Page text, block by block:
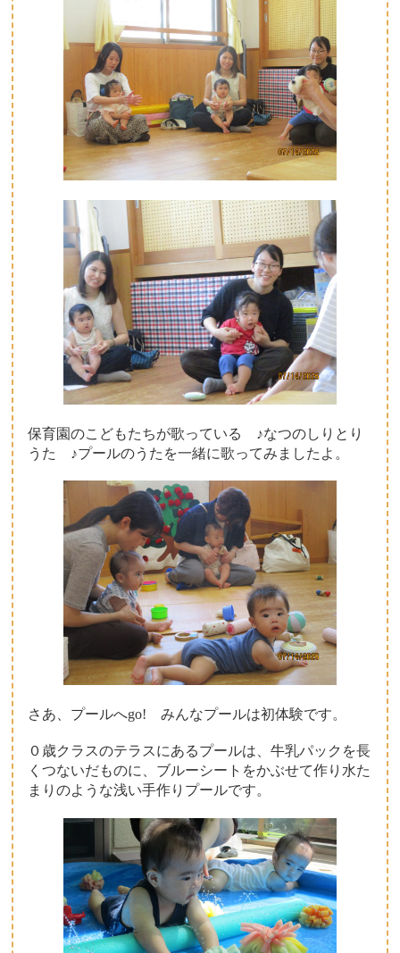
保育園のこどもたちが歌っている ♪なつのしりとり
うた ♪プールのうたを一緒に歌ってみましたよ。
さあ、プールへgo! みんなプールは初体験です。
０歳クラスのテラスにあるプールは、牛乳パックを長
くつないだものに、ブルーシートをかぶせて作り水た
まりのような浅い手作りプールです。